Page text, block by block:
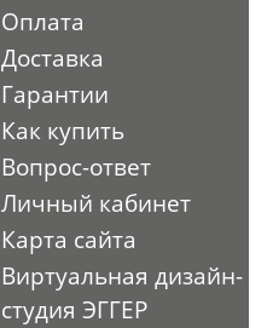
Оплата
Доставка
Гарантии
Как купить
Вопрос-ответ
Личный кабинет
Карта сайта
Виртуальная дизайн-
студия ЭГГЕР